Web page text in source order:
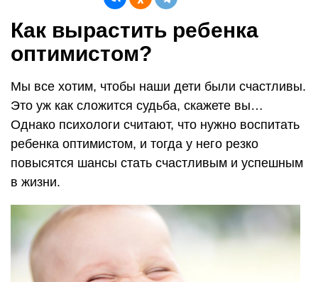
Как вырастить ребенка
оптимистом?
Мы все хотим, чтобы наши дети были счастливы.
Это уж как сложится судьба, скажете вы…
Однако психологи считают, что нужно воспитать
ребенка оптимистом, и тогда у него резко
повысятся шансы стать счастливым и успешным
в жизни.